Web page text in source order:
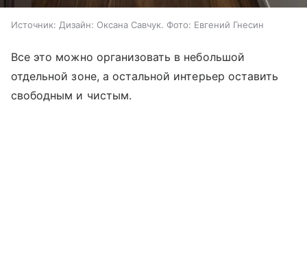
Источник: Дизайн: Оксана Савчук. Фото: Евгений Гнесин
Все это можно организовать в небольшой
отдельной зоне, а остальной интерьер оставить
свободным и чистым.